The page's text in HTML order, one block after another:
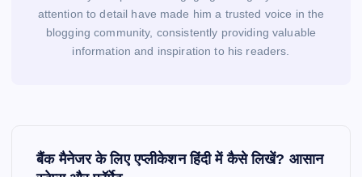
attention to detail have made him a trusted voice in the
blogging community, consistently providing valuable
information and inspiration to his readers.
बैंक मैनेजर के लिए एप्लीकेशन हिंदी में कैसे लिखें? आसान